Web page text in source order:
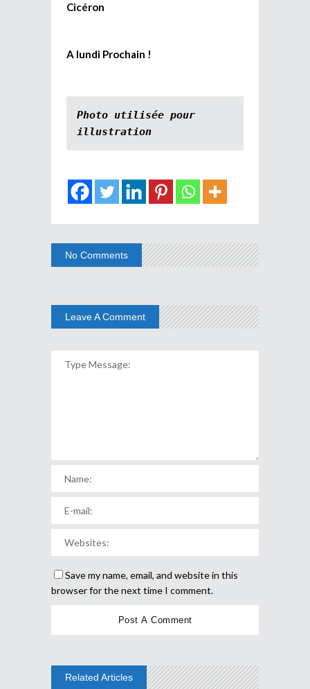
Cicéron
A lundi Prochain !
Photo utilisée pour
illustration
No Comments
Leave A Comment
Save my name, email, and website in this
browser for the next time I comment.
Related Articles